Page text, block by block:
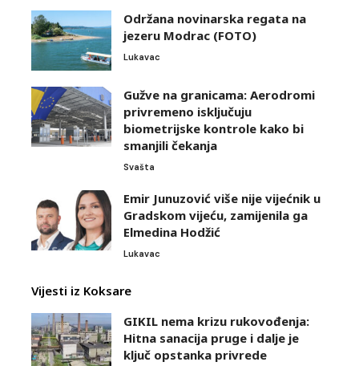
Održana novinarska regata na
jezeru Modrac (FOTO)
Lukavac
Gužve na granicama: Aerodromi
privremeno isključuju
biometrijske kontrole kako bi
smanjili čekanja
Svašta
Emir Junuzović više nije vijećnik u
Gradskom vijeću, zamijenila ga
Elmedina Hodžić
Lukavac
Vijesti iz Koksare
GIKIL nema krizu rukovođenja:
Hitna sanacija pruge i dalje je
ključ opstanka privrede